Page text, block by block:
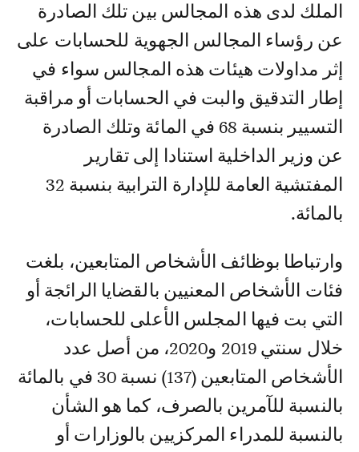
الملك لدى هذه المجالس بين تلك الصادرة
عن رؤساء المجالس الجهوية للحسابات على
إثر مداولات هيئات هذه المجالس سواء في
إطار التدقيق والبت في الحسابات أو مراقبة
التسيير بنسبة 68 في المائة وتلك الصادرة
عن وزير الداخلية استنادا إلى تقارير
المفتشية العامة للإدارة الترابية بنسبة 32
بالمائة.
وارتباطا بوظائف الأشخاص المتابعين، بلغت
فئات الأشخاص المعنيين بالقضايا الرائجة أو
التي بت فيها المجلس الأعلى للحسابات،
خلال سنتي 2019 و2020، من أصل عدد
الأشخاص المتابعين (137) نسبة 30 في بالمائة
بالنسبة للآمرين بالصرف، كما هو الشأن
بالنسبة للمدراء المركزيين بالوزارات أو